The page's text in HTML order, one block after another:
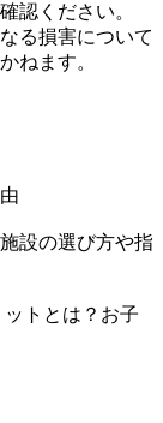
認ください。
る損害について
ねます。
設の選び方や指
トとは？お子